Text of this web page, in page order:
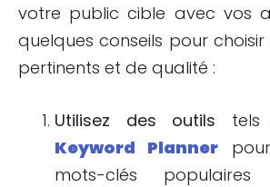
votre public cible avec vos
quelques conseils pour
pertinents et de qualité :
Utilisez des outils tels
Keyword Planner
mots-clés